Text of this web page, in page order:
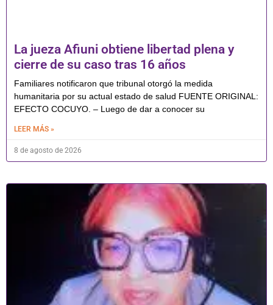
La jueza Afiuni obtiene libertad plena y
cierre de su caso tras 16 años
Familiares notificaron que tribunal otorgó la medida
humanitaria por su actual estado de salud FUENTE ORIGINAL:
EFECTO COCUYO. – Luego de dar a conocer su
LEER MÁS »
8 de agosto de 2026